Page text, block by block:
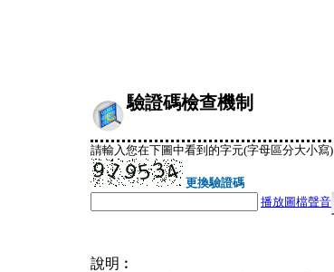
驗證碼檢查機制
請輸入您在下圖中看到的字元(字母區分大小寫)
更換驗證碼
播放圖檔聲音
說明︰